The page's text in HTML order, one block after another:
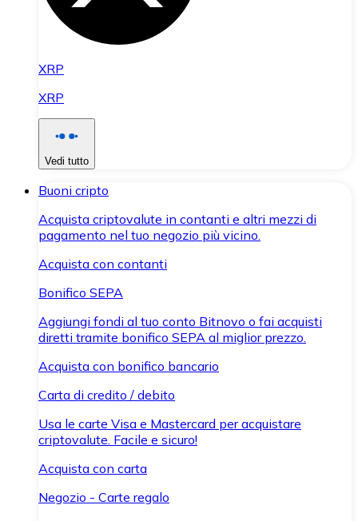
XRP
XRP
Vedi tutto
Buoni cripto
Acquista criptovalute in contanti e altri mezzi di
pagamento nel tuo negozio più vicino.
Acquista con contanti
Bonifico SEPA
Aggiungi fondi al tuo conto Bitnovo o fai acquisti
diretti tramite bonifico SEPA al miglior prezzo.
Acquista con bonifico bancario
Carta di credito / debito
Usa le carte Visa e Mastercard per acquistare
criptovalute. Facile e sicuro!
Acquista con carta
Negozio - Carte regalo